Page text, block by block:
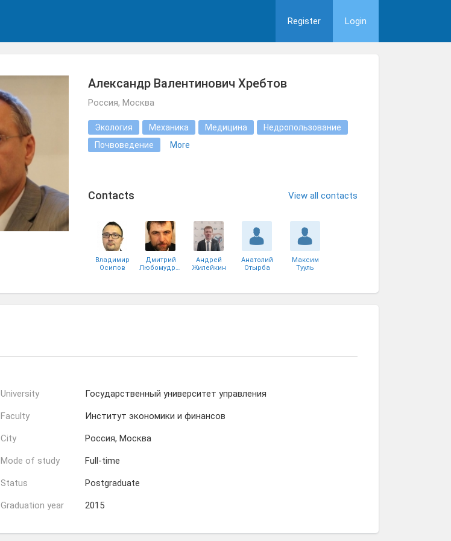
Register Login
Александр Валентинович Хребтов
Россия, Москва
Экология Механика Медицина
Недропользование
Почвоведение
More
Сontacts View all contacts
Владимир
Осипов
Дмитрий
Любомудров
Андрей
Жилейкин
Анатолий
Отырба
Максим
Тууль
University Государственный университет управления
Faculty Институт экономики и финансов
City Россия, Москва
Mode of study Full-time
Status Postgraduate
Graduation year 2015